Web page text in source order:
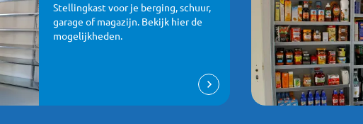
Stellingkast voor je berging, schuur,
garage of magazijn. Bekijk hier de
mogelijkheden.